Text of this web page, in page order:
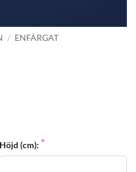
/ ENFÄRGAT
Höjd (cm):